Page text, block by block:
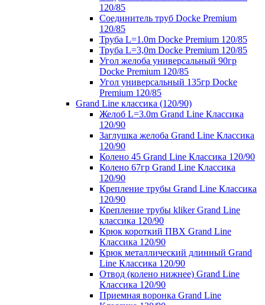
120/85
Соединитель труб Docke Premium
120/85
Труба L=1.0m Docke Premium 120/85
Труба L=3,0m Docke Premium 120/85
Угол желоба универсальный 90гр
Docke Premium 120/85
Угол универсальный 135гр Docke
Premium 120/85
Grand Line классика (120/90)
Желоб L=3.0m Grand Line Классика
120/90
Заглушка желоба Grand Line Классика
120/90
Колено 45 Grand Line Классика 120/90
Колено 67гр Grand Line Классика
120/90
Крепление трубы Grand Line Классика
120/90
Крепление трубы kliker Grand Line
классика 120/90
Крюк короткий ПВХ Grand Line
Классика 120/90
Крюк металлический длинный Grand
Line Классика 120/90
Отвод (колено нижнее) Grand Line
Классика 120/90
Приемная воронка Grand Line